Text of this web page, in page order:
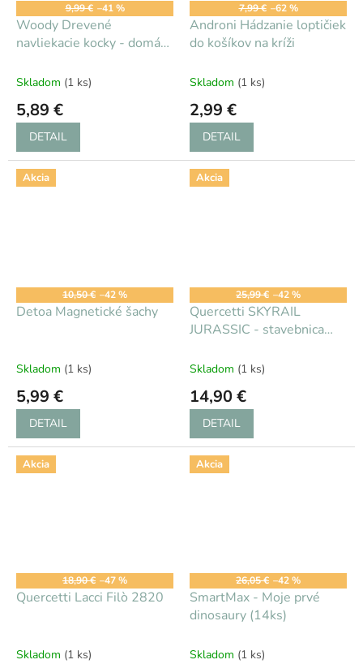
9,99 € –41 %
Woody Drevené
navliekacie kocky - domáce
Skladom (1 ks)
5,89 €
DETAIL
7,99 € –62 %
Androni Hádzanie loptičiek
do košíkov na kríži
Skladom (1 ks)
2,99 €
DETAIL
Akcia
10,50 € –42 %
Detoa Magnetické šachy
Skladom (1 ks)
5,99 €
DETAIL
Akcia
25,99 € –42 %
Quercetti SKYRAIL
JURASSIC - stavebnica
Skladom (1 ks)
14,90 €
DETAIL
Akcia
18,90 € –47 %
Quercetti Lacci Filò 2820
Skladom (1 ks)
Akcia
26,05 € –42 %
SmartMax - Moje prvé
dinosaury (14ks)
Skladom (1 ks)